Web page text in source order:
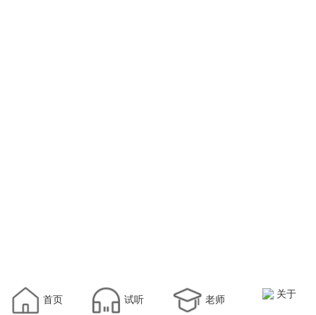
首页 试听 老师 关于